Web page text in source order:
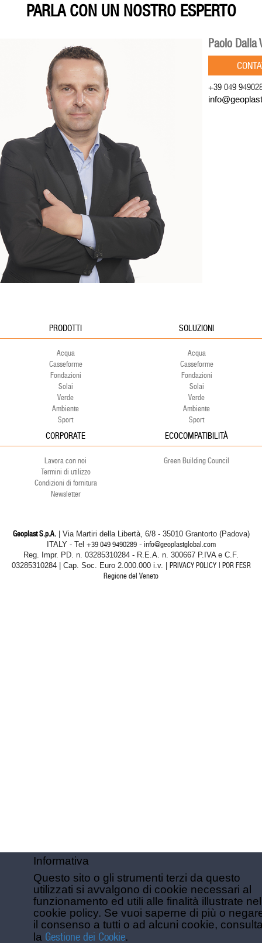
PARLA CON UN NOSTRO ESPERTO
Paolo Dalla
+39 049
PRODOTTI
Acqua
Casseforme
Fondazioni
Solai
Verde
Ambiente
Sport
SOLUZIONI
Acqua
Casseforme
Fondazioni
Solai
Verde
Ambiente
Sport
CORPORATE
Lavora con noi
Termini di utilizzo
Condizioni di fornitura
Newsletter
ECOCOMPATIBILITÀ
Green Building Council
Geoplast S.p.A.| Via Martiri della Libertà, 6/8 - 35010 Grantorto (Padova)
ITALY - Tel +39 049 9490289 - info@geoplastglobal.com
Reg. Impr. PD. n. 03285310284 - R.E.A. n. 300667 P.IVA e C.F.
03285310284 | Cap. Soc. Euro 2.000.000 i.v. | PRIVACY POLICY | POR FESR
Regione del Veneto
Informativa
Questo sito o gli strumenti terzi da questo
utilizzati si avvalgono di cookie necessari al
funzionamento ed utili alle finalità illustrate
cookie policy. Se vuoi saperne di più o
il consenso a tutti o ad alcuni cookie,
la Gestione dei Cookie.